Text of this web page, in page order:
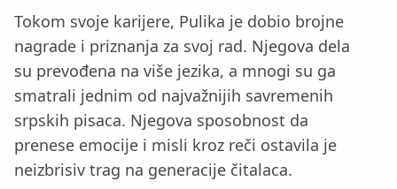
Tokom svoje karijere, Pulika je dobio brojne
nagrade i priznanja za svoj rad. Njegova dela
su prevođena na više jezika, a mnogi su ga
smatrali jednim od najvažnijih savremenih
srpskih pisaca. Njegova sposobnost da
prenese emocije i misli kroz reči ostavila je
neizbrisiv trag na generacije čitalaca.